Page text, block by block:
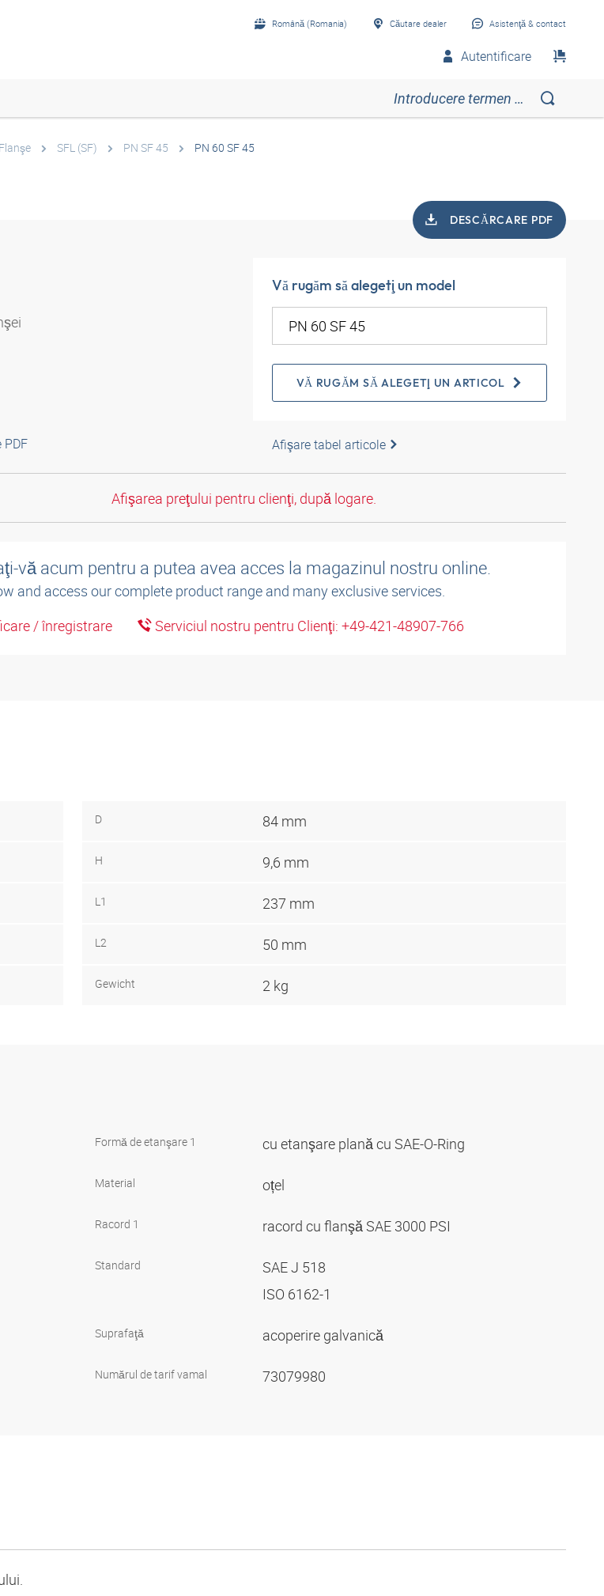
Română (Romania) Căutare dealer Asistenţă & contact
Autentificare
Flanşe SFL (SF) PN SF 45 PN 60 SF 45
DESCĂRCARE PDF
PDF
Vă rugăm să alegeţi un model
VĂ RUGĂM SĂ ALEGEŢI UN ARTICOL
Afişare tabel articole
Afişarea preţului pentru clienţi, după logare.
vă acum pentru a putea avea acces la magazinul nostru online.
and access our complete product range and many exclusive services.
/ înregistrare
Serviciul nostru pentru Clienţi: +49-421-48907-766
D 84 mm
H 9,6 mm
L1 237 mm
L2 50 mm
Gewicht 2 kg
Formă de etanşare 1 cu etanşare plană cu SAE-O-Ring
Material oțel
Racord 1 racord cu flanşă SAE 3000 PSI
Standard
SAE J 518
ISO 6162-1
Suprafaţă acoperire galvanică
Numărul de tarif vamal 73079980